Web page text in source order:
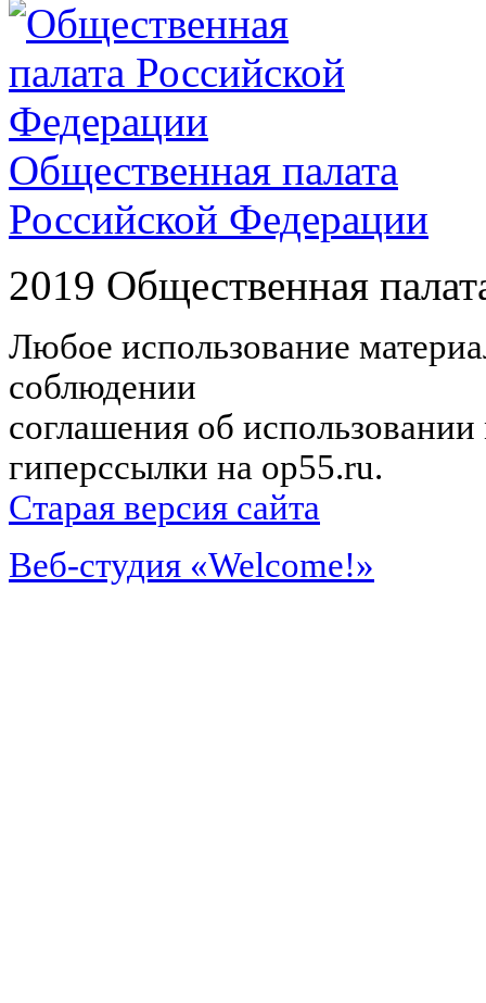
Общественная палата
Российской Федерации
2019 Общественная
Любое использование
соблюдении
соглашения об
гиперссылки на op55.ru.
Старая версия сайта
Веб-студия «Welcome!»